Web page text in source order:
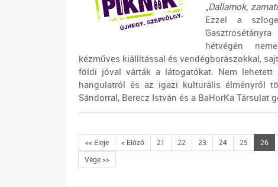
„Dallamok,
Ezzel a
hétvégén
kézműves kiállítással és vendégborászokkal,
földi jóval várták a látogatókat. Nem
hangulatról és az igazi kulturális élményről
Sándorral, Berecz István és a BaHorKa Társulat
<< Eleje < Előző 21 22 23 24 25 26
Vége >>